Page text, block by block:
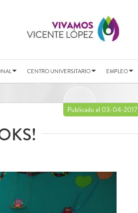
CENTRO UNIVERSITARIO EMPLEO
Publicado el 03-04-2017